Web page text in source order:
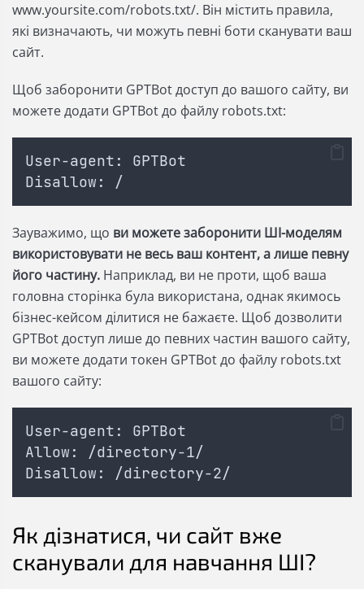
www.yoursite.com/robots.txt/. Він містить правила,
які визначають, чи можуть певні боти сканувати ваш
сайт.
Щоб заборонити GPTBot доступ до вашого сайту, ви
можете додати GPTBot до файлу robots.txt:
User-agent: GPTBot
Disallow: /
Зауважимо, що ви можете заборонити ШІ-моделям
використовувати не весь ваш контент, а лише певну
його частину. Наприклад, ви не проти, щоб ваша
головна сторінка була використана, однак якимось
бізнес-кейсом ділитися не бажаєте. Щоб дозволити
GPTBot доступ лише до певних частин вашого сайту,
ви можете додати токен GPTBot до файлу robots.txt
вашого сайту:
User-agent: GPTBot
Allow: /directory-1/
Disallow: /directory-2/
Як дізнатися, чи сайт вже
сканували для навчання ШІ?